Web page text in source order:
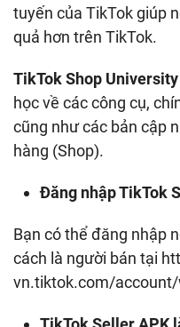
tuyến của TikTok giúp
quả hơn trên TikTok.
TikTok Shop University
học về các công cụ,
cũng như các bản cập
hàng (Shop).
Đăng nhập TikTok
Bạn có thể đăng nhập
cách là người bán tại
vn.tiktok.com/